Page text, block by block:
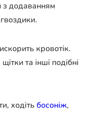
з додаванням
кровотік.
та інші подібні
ходіть босоніж,